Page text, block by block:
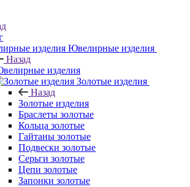
Ювелирные изделия
Назад
изделия
Золотые изделия
Назад
Золотые изделия
Браслеты золотые
Кольца золотые
Гайтаны золотые
Подвески золотые
Серьги золотые
Цепи золотые
Запонки золотые